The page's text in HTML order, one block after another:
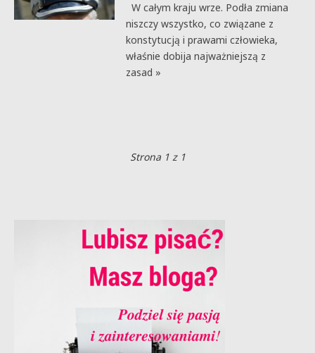
W całym kraju wrze. Podła zmiana
niszczy wszystko, co związane z
konstytucją i prawami człowieka,
właśnie dobija najważniejszą z
zasad »
Strona 1 z 1